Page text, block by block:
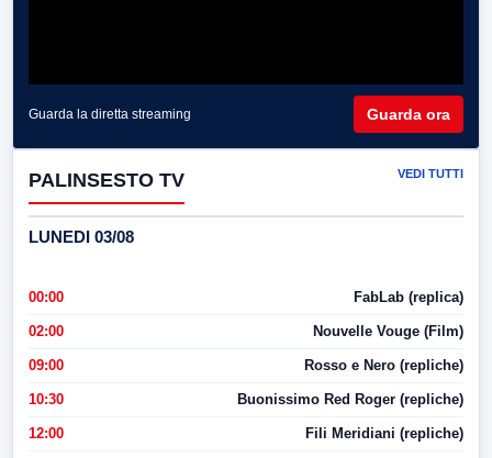
Guarda la diretta streaming Guarda ora
PALINSESTO TV VEDI TUTTI
LUNEDI 03/08
00:00 FabLab (replica)
02:00 Nouvelle Vouge (Film)
09:00 Rosso e Nero (repliche)
10:30 Buonissimo Red Roger (repliche)
12:00 Fili Meridiani (repliche)